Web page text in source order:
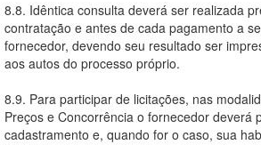
8.8. Idêntica consulta deverá ser realizada
contratação e antes de cada pagamento a
fornecedor, devendo seu resultado ser
aos autos do processo próprio.
8.9. Para participar de licitações, nas
Preços e Concorrência o fornecedor deverá
cadastramento e, quando for o caso, sua